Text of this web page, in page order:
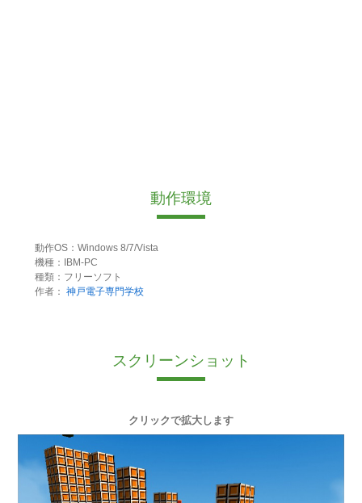
動作環境
動作OS：Windows 8/7/Vista
機種：IBM-PC
種類：フリーソフト
作者： 神戸電子専門学校
スクリーンショット
クリックで拡大します